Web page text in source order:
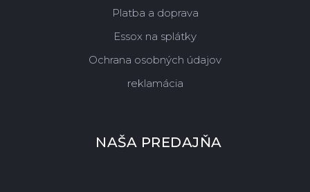
Platba a doprava
Essox na splátky
Ochrana osobných údajov
reklamácia
NAŠA PREDAJŇA